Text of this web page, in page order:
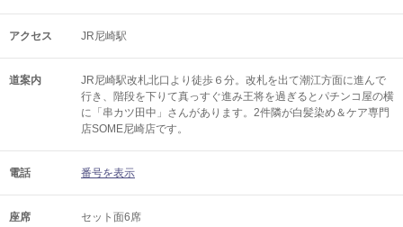
アクセス JR尼崎駅
道案内
JR尼崎駅改札北口より徒歩６分。改札を出て潮江方面に進んで
行き、階段を下りて真っすぐ進み王将を過ぎるとパチンコ屋の横
に「串カツ田中」さんがあります。2件隣が白髪染め＆ケア専門
店SOME尼崎店です。
電話 番号を表示
座席 セット面6席